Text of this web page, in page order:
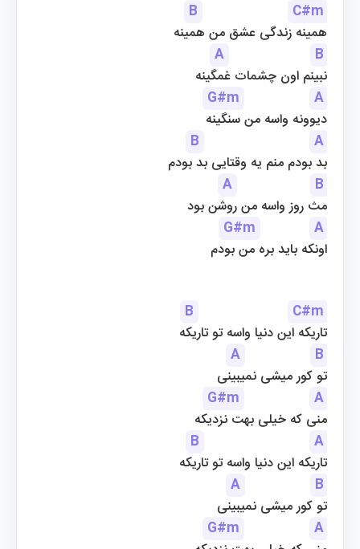
B
C#m
همینه زندگی عشق من همینه
A
B
نبینم اون چشمات غمگینه
G#m
A
دیوونه واسه من سنگینه
B
A
بد بودم منم یه وقتایی بد بودم
A
B
مث روز واسه من روشن بود
G#m
A
اونکه باید بره من بودم
B
C#m
تاریکه این دنیا واسه تو تاریکه
A
B
تو کور میشی نمیبینی
G#m
A
منی که خیلی بهت نزدیکه
B
A
تاریکه این دنیا واسه تو تاریکه
A
B
تو کور میشی نمیبینی
G#m
A